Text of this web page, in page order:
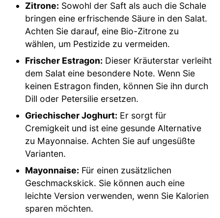
Zitrone: Sowohl der Saft als auch die Schale
bringen eine erfrischende Säure in den Salat.
Achten Sie darauf, eine Bio-Zitrone zu
wählen, um Pestizide zu vermeiden.
Frischer Estragon: Dieser Kräuterstar verleiht
dem Salat eine besondere Note. Wenn Sie
keinen Estragon finden, können Sie ihn durch
Dill oder Petersilie ersetzen.
Griechischer Joghurt: Er sorgt für
Cremigkeit und ist eine gesunde Alternative
zu Mayonnaise. Achten Sie auf ungesüßte
Varianten.
Mayonnaise: Für einen zusätzlichen
Geschmackskick. Sie können auch eine
leichte Version verwenden, wenn Sie Kalorien
sparen möchten.